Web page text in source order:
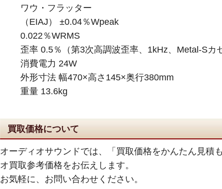
ワウ・フラッター
（EIAJ） ±0.04％Wpeak
0.022％WRMS
歪率 0.5％（第3次高調波歪率、1kHz、Metal-Sカ
消費電力 24W
外形寸法 幅470×高さ145×奥行380mm
重量 13.6kg
買取価格について
オーディオサウンドでは、「買取価格をかんたん見積
オ買取参考価格をお伝えします。
お気軽に、お問い合わせください。